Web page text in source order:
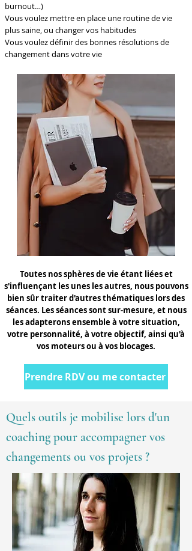
burnout…)
Vous voulez mettre en place une routine de vie
plus saine, ou changer vos habitudes
Vous voulez définir des bonnes résolutions de
changement dans votre vie
Toutes nos sphères de vie étant liées et
s'influençant les unes les autres, nous pouvons
bien sûr traiter d'autres thématiques lors des
séances. Les séances sont sur-mesure, et nous
les adapterons ensemble à votre situation,
votre personnalité, à votre objectif, ainsi qu'à
vos moteurs ou à vos blocages.
Prendre RDV ou me contacter
Quels outils je mobilise lors d'un
coaching pour accompagner vos
changements ou vos projets ?